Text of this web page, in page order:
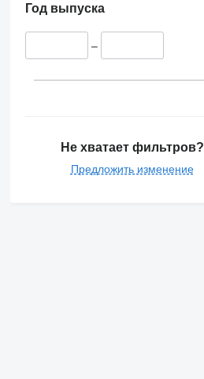
Год выпуска
–
Не хватает фильтров?
Предложить изменение